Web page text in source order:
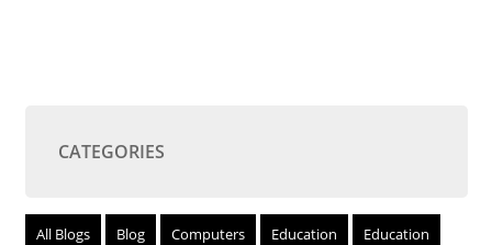
CATEGORIES
All Blogs Blog Computers Education Education